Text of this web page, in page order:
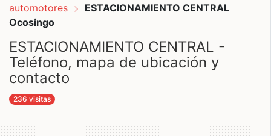
automotores
ESTACIONAMIENTO CENTRAL
Ocosingo
ESTACIONAMIENTO CENTRAL -
Teléfono, mapa de ubicación y
contacto
236 visitas